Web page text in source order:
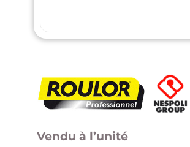
Vendu à l’unité